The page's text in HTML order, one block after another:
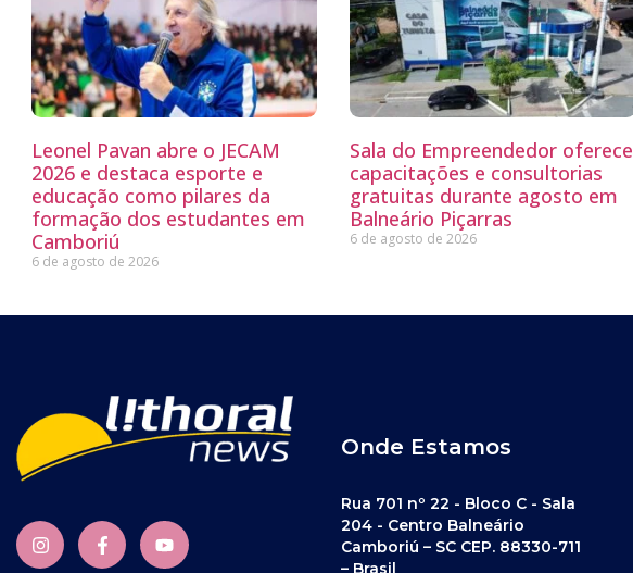
Leonel Pavan abre o JECAM
2026 e destaca esporte e
educação como pilares da
formação dos estudantes em
Camboriú
6 de agosto de 2026
Sala do Empreendedor oferece
capacitações e consultorias
gratuitas durante agosto em
Balneário Piçarras
6 de agosto de 2026
Onde Estamos
Rua 701 nº 22 - Bloco C - Sala
204 - Centro Balneário
Camboriú – SC CEP. 88330-711
– Brasil